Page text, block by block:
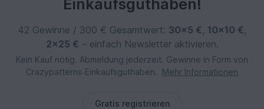
Einkaufsguthaben!
42 Gewinne / 300 € Gesamtwert: 30×5 €, 10×10 €,
2×25 € – einfach Newsletter aktivieren.
Kein Kauf nötig. Abmeldung jederzeit. Gewinne in Form von
Crazypatterns‑Einkaufsguthaben.
Mehr Informationen
Gratis registrieren